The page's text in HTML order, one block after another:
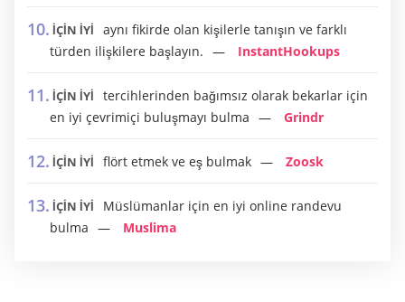
İÇİN İYİ
aynı fikirde olan kişilerle tanışın ve farklı
türden ilişkilere başlayın.
InstantHookups
İÇİN İYİ
tercihlerinden bağımsız olarak bekarlar için
en iyi çevrimiçi buluşmayı bulma
Grindr
İÇİN İYİ flört etmek ve eş bulmak Zoosk
İÇİN İYİ
Müslümanlar için en iyi online randevu
bulma
Muslima